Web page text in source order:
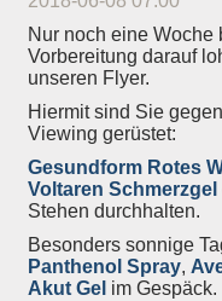
Nur noch eine Woche
Vorbereitung darauf
unseren Flyer.
Hiermit sind Sie
Viewing gerüstet:
Gesundform Rotes
Voltaren Schmerzgel
Stehen durchhalten.
Besonders sonnige
Panthenol Spray,
Akut Gel im Gespäck.